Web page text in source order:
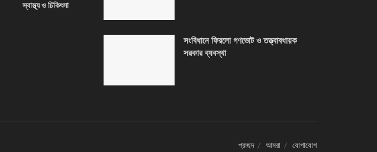
স্বাস্থ্য ও চিকিৎসা
সংবিধানে ফিরলো গণভোট ও তত্ত্বাবধায়ক
সরকার ব্যবস্থা
প্রচ্ছদ আমরা যোগাযোগ